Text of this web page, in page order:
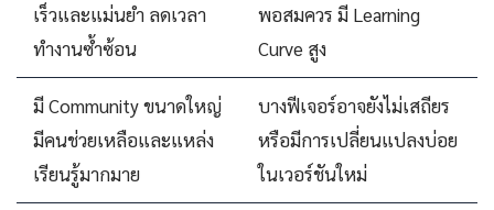
เร็วและแม่นยำ ลดเวลา
ทำงานซ้ำซ้อน
พอสมควร มี Learning
Curve สูง
มี Community ขนาดใหญ่
มีคนช่วยเหลือและแหล่ง
เรียนรู้มากมาย
บางฟีเจอร์อาจยังไม่เสถียร
หรือมีการเปลี่ยนแปลงบ่อย
ในเวอร์ชันใหม่